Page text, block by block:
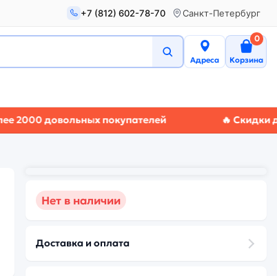
+7 (812) 602-78-70 Санкт-Петербург
Адреса Корзина
0
довольных покупателей 🔥 Скидки до
Нет в наличии
Доставка и оплата